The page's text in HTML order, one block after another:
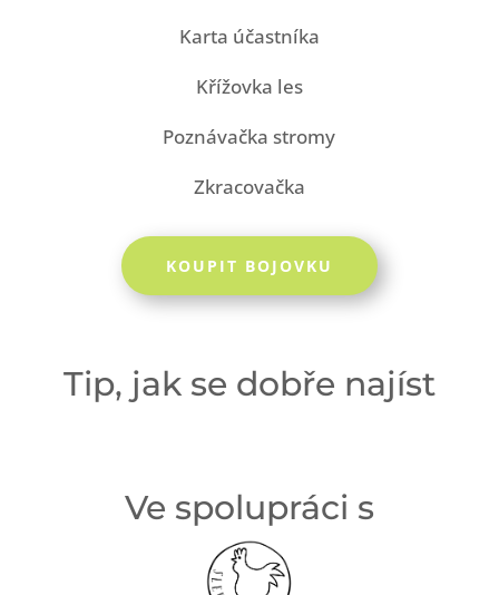
Karta účastníka
Křížovka les
Poznávačka stromy
Zkracovačka
KOUPIT BOJOVKU
Tip, jak se dobře najíst
Ve spolupráci s